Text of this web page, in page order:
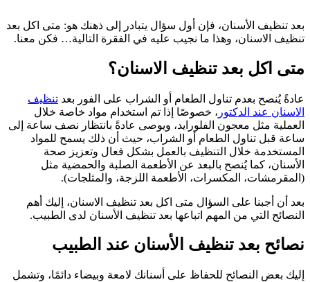
بعد تنظيف الأسنان، فإن أول سؤال يتبادر إلى ذهنك هو: متى اكل بعد
تنظيف الاسنان، وهذا ما نجيب عليه في الفقرة التالية… فكن معنا.
متى اكل بعد تنظيف الاسنان؟
عادةً يُنصح بعدم تناول الطعام أو الشراب على الفور بعد تنظيف
الاسنان عند الدكتور ، خصوصًا إذا تم استخدام مواد خاصة خلال
العملية مثل معجون الفلورايد، ويوصى عادةً بانتظار نصف ساعة إلى
ساعة قبل تناول الطعام أو الشراب، حيث أن ذلك يسمح للمواد
المستخدمة خلال التنظيف بالعمل بشكل فعال وتعزيز صحة
الأسنان، كما يُنصح بالبعد عن الأطعمة الصلبة والحمضية مثل
(المقرمشات، المكسرات، الأطعمة اللزجة، والمثلجات).
بعد أن أجبنا على السؤال متى اكل بعد تنظيف الاسنان، إليك أهم
النصائح التي من المهم اتباعها بعد تنظيف الأسنان لدى الطبيب.
نصائح بعد تنظيف الأسنان عند الطبيب
إليك بعض النصائح للحفاظ على أسنانك لامعة وبيضاء دائمًا، وتشمل